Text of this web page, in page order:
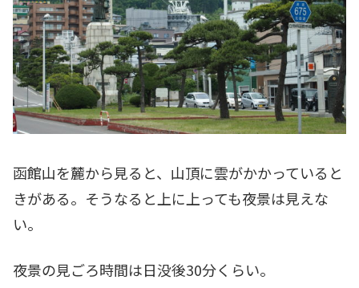
函館山を麓から見ると、山頂に雲がかかっていると
きがある。そうなると上に上っても夜景は見えな
い。
夜景の見ごろ時間は日没後30分くらい。